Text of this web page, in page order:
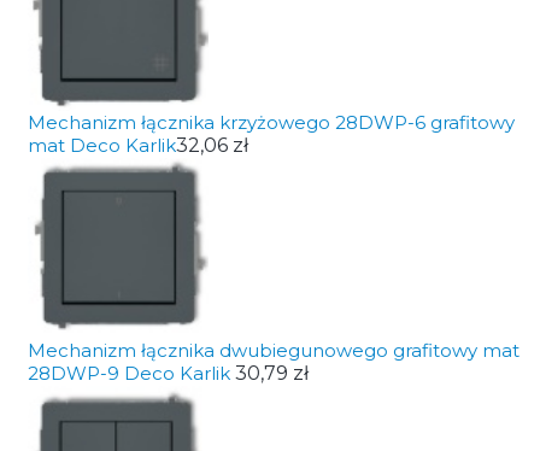
Mechanizm łącznika krzyżowego 28DWP-6 grafitowy
mat Deco Karlik32,06 zł
Mechanizm łącznika dwubiegunowego grafitowy mat
28DWP-9 Deco Karlik 30,79 zł